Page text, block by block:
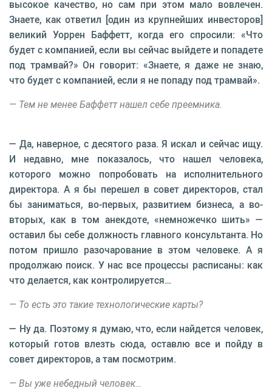
высокое качество, но сам при этом мало вовлечен.
Знаете, как ответил [один из крупнейших инвесторов]
великий Уоррен Баффетт, когда его спросили: «Что
будет с компанией, если вы сейчас выйдете и попадете
под трамвай?» Он говорит: «Знаете, я даже не знаю,
что будет с компанией, если я не попаду под трамвай».
— Тем не менее Баффетт нашел себе преемника.
— Да, наверное, с десятого раза. Я искал и сейчас ищу.
И недавно, мне показалось, что нашел человека,
которого можно попробовать на исполнительного
директора. А я бы перешел в совет директоров, стал
бы заниматься, во-первых, развитием бизнеса, а во-
вторых, как в том анекдоте, «немножечко шить» —
оставил бы себе должность главного консультанта. Но
потом пришло разочарование в этом человеке. А я
продолжаю поиск. У нас все процессы расписаны: как
что делается, как контролируется…
— То есть это такие технологические карты?
— Ну да. Поэтому я думаю, что, если найдется человек,
который готов влезть сюда, оставлю все и пойду в
совет директоров, а там посмотрим.
— Вы уже небедный человек…